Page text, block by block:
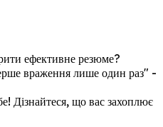
ефективне резюме?
враження лише один раз" -
Дізнайтеся, що вас захоплює